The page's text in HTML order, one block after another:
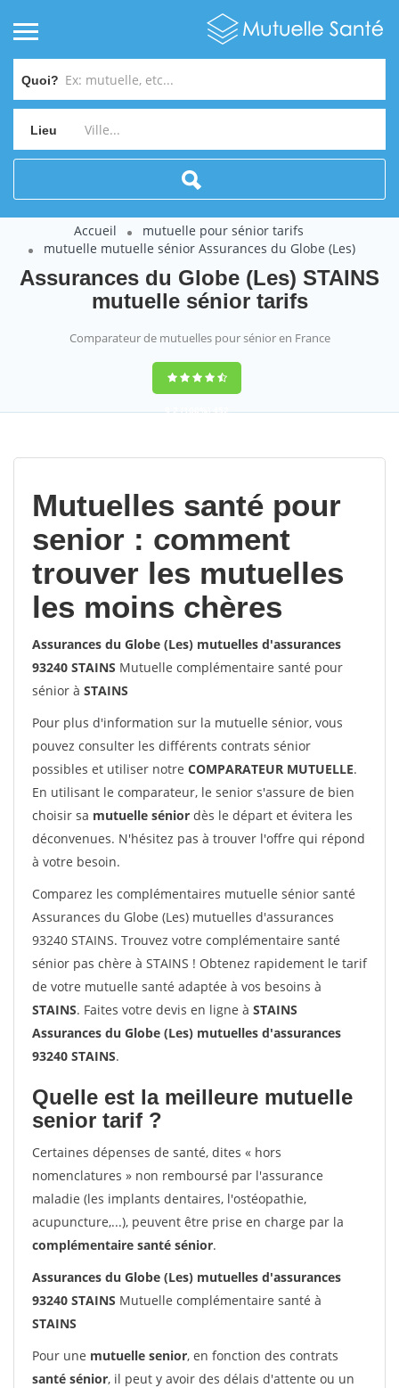
Quoi?
Lieu
Accueil
mutuelle pour sénior tarifs
mutuelle mutuelle sénior Assurances du Globe (Les)
Assurances du Globe (Les) STAINS
mutuelle sénior tarifs
Comparateur de mutuelles pour sénior en France
9,2(100%)452
Mutuelles santé pour
senior : comment
trouver les mutuelles
les moins chères
Assurances du Globe (Les) mutuelles d'assurances
93240 STAINS Mutuelle complémentaire santé pour
sénior à STAINS
Pour plus d'information sur la mutuelle sénior, vous
pouvez consulter les différents contrats sénior
possibles et utiliser notre COMPARATEUR MUTUELLE.
En utilisant le comparateur, le senior s'assure de bien
choisir sa mutuelle sénior dès le départ et évitera les
déconvenues. N'hésitez pas à trouver l'offre qui répond
à votre besoin.
Comparez les complémentaires mutuelle sénior santé
Assurances du Globe (Les) mutuelles d'assurances
93240 STAINS. Trouvez votre complémentaire santé
sénior pas chère à STAINS ! Obtenez rapidement le tarif
de votre mutuelle santé adaptée à vos besoins à
STAINS. Faites votre devis en ligne à STAINS
Assurances du Globe (Les) mutuelles d'assurances
93240 STAINS.
Quelle est la meilleure mutuelle
senior tarif ?
Certaines dépenses de santé, dites « hors
nomenclatures » non remboursé par l'assurance
maladie (les implants dentaires, l'ostéopathie,
acupuncture,...), peuvent être prise en charge par la
complémentaire santé sénior.
Assurances du Globe (Les) mutuelles d'assurances
93240 STAINS Mutuelle complémentaire santé à
STAINS
Pour une mutuelle senior, en fonction des contrats
santé sénior, il peut y avoir des délais d'attente ou un